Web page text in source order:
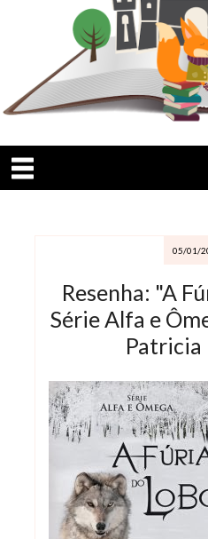
05/01/
Resenha: "A
Série Alfa e
Patricia